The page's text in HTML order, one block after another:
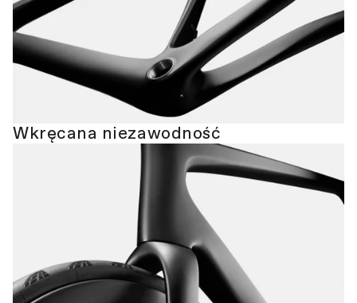
Wkręcana niezawodność